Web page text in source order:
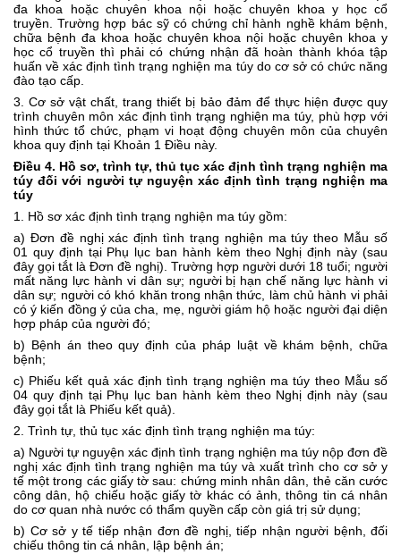
đa khoa hoặc chuyên khoa nội hoặc chuyên khoa y học cổ
truyền. Trường hợp bác sỹ có chứng chỉ hành nghề khám bệnh,
chữa bệnh đa khoa hoặc chuyên khoa nội hoặc chuyên khoa y
học cổ truyền thì phải có chứng nhận đã hoàn thành khóa tập
huấn về xác định tình trạng nghiện ma túy do cơ sở có chức năng
đào tạo cấp.
3. Cơ sở vật chất, trang thiết bị bảo đảm để thực hiện được quy
trình chuyên môn xác định tình trạng nghiện ma túy, phù hợp với
hình thức tổ chức, phạm vi hoạt động chuyên môn của chuyên
khoa quy định tại Khoản 1 Điều này.
Điều 4. Hồ sơ, trình tự, thủ tục xác định tình trạng nghiện ma
túy đối với người tự nguyện xác định tình trạng nghiện ma
túy
1. Hồ sơ xác định tình trạng nghiện ma túy gồm:
a) Đơn đề nghị xác định tình trạng nghiện ma túy theo Mẫu số
01 quy định tại Phụ lục ban hành kèm theo Nghị định này (sau
đây gọi tắt là Đơn đề nghị). Trường hợp người dưới 18 tuổi; người
mất năng lực hành vi dân sự; người bị hạn chế năng lực hành vi
dân sự; người có khó khăn trong nhận thức, làm chủ hành vi phải
có ý kiến đồng ý của cha, mẹ, người giám hộ hoặc người đại diện
hợp pháp của người đó;
b) Bệnh án theo quy định của pháp luật về khám bệnh, chữa
bệnh;
c) Phiếu kết quả xác định tình trạng nghiện ma túy theo Mẫu số
04 quy định tại Phụ lục ban hành kèm theo Nghị định này (sau
đây gọi tắt là Phiếu kết quả).
2. Trình tự, thủ tục xác định tình trạng nghiện ma túy:
a) Người tự nguyện xác định tình trạng nghiện ma túy nộp đơn đề
nghị xác định tình trạng nghiện ma túy và xuất trình cho cơ sở y
tế một trong các giấy tờ sau: chứng minh nhân dân, thẻ căn cước
công dân, hộ chiếu hoặc giấy tờ khác có ảnh, thông tin cá nhân
do cơ quan nhà nước có thẩm quyền cấp còn giá trị sử dụng;
b) Cơ sở y tế tiếp nhận đơn đề nghị, tiếp nhận người bệnh, đối
chiếu thông tin cá nhân, lập bệnh án;